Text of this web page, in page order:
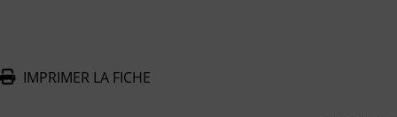
IMPRIMER LA FICHE